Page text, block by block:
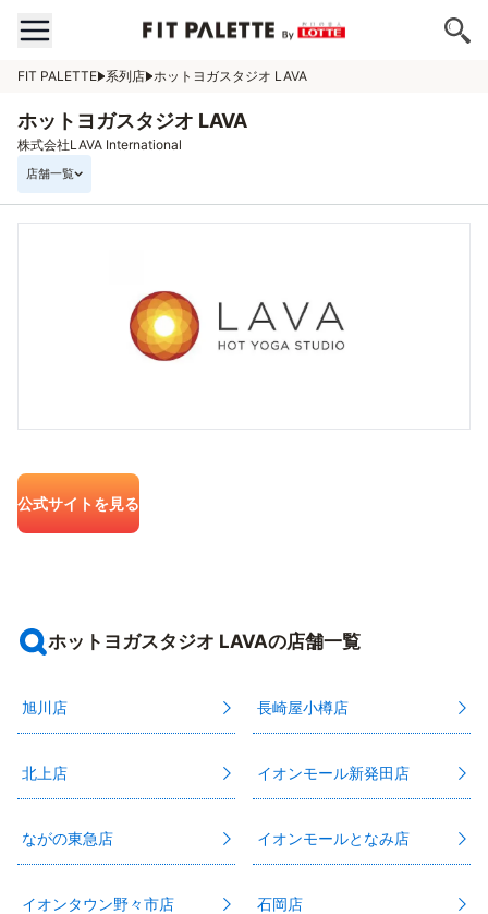
FIT PALETTE 系列店 ホットヨガスタジオ LAVA
ホットヨガスタジオ LAVA
株式会社LAVA International
店舗一覧
公式サイトを見る
ホットヨガスタジオ LAVAの店舗一覧
旭川店 長崎屋小樽店
北上店 イオンモール新発田店
ながの東急店 イオンモールとなみ店
イオンタウン野々市店 石岡店